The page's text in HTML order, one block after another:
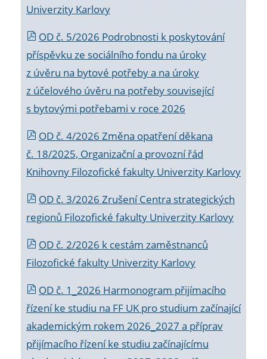
Univerzity Karlovy
OD č. 5/2026 Podrobnosti k poskytování
příspěvku ze sociálního fondu na úroky
z úvěru na bytové potřeby a na úroky
z účelového úvěru na potřeby související
s bytovými potřebami v roce 2026
OD č. 4/2026 Změna opatření děkana
č. 18/2025, Organizační a provozní řád
Knihovny Filozofické fakulty Univerzity Karlovy
OD č. 3/2026 Zrušení Centra strategických
regionů Filozofické fakulty Univerzity Karlovy
OD č. 2/2026 k cestám zaměstnanců
Filozofické fakulty Univerzity Karlovy
OD č. 1_2026 Harmonogram přijímacího
řízení ke studiu na FF UK pro studium začínající
akademickým rokem 2026_2027 a příprav
přijímacího řízení ke studiu začínajícímu